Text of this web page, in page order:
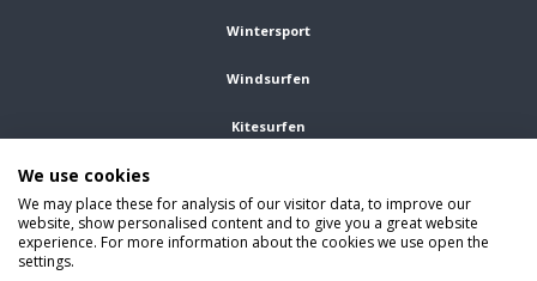
Wintersport
Windsurfen
Kitesurfen
Kleding
Vind ons op social media
We use cookies
We may place these for analysis of our visitor data, to improve our
website, show personalised content and to give you a great website
experience. For more information about the cookies we use open the
settings.